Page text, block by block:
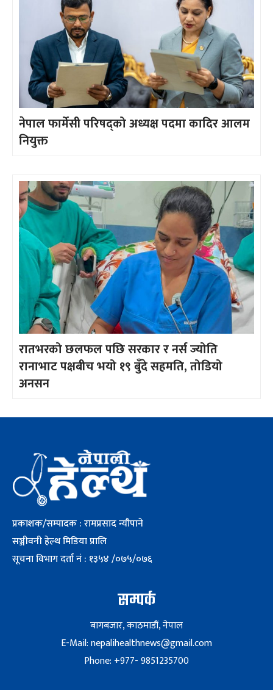
नेपाल फार्मेसी परिषद्को अध्यक्ष पदमा कादिर आलम
नियुक्त
रातभरको छलफल पछि सरकार र नर्स ज्योति
रानाभाट पक्षबीच भयो १९ बुँदे सहमति, तोडियो
अनसन
प्रकाशक/सम्पादक : रामप्रसाद न्यौपाने
सञ्जीवनी हेल्थ मिडिया प्रालि
सूचना विभाग दर्ता नं : १३५४ /०७५/०७६
सम्पर्क
बागबजार, काठमाडौं, नेपाल
E-Mail: nepalihealthnews@gmail.com
Phone: +977- 9851235700